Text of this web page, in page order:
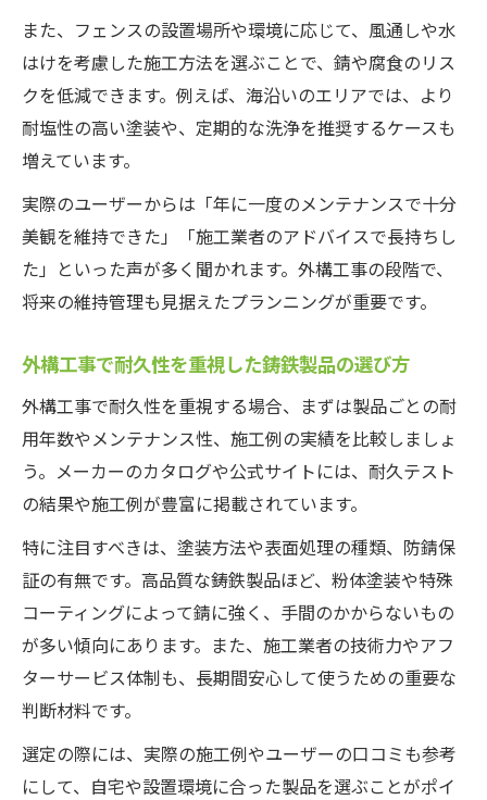
また、フェンスの設置場所や環境に応じて、風通しや水
はけを考慮した施工方法を選ぶことで、錆や腐食のリス
クを低減できます。例えば、海沿いのエリアでは、より
耐塩性の高い塗装や、定期的な洗浄を推奨するケースも
増えています。
実際のユーザーからは「年に一度のメンテナンスで十分
美観を維持できた」「施工業者のアドバイスで長持ちし
た」といった声が多く聞かれます。外構工事の段階で、
将来の維持管理も見据えたプランニングが重要です。
外構工事で耐久性を重視した鋳鉄製品の選び方
外構工事で耐久性を重視する場合、まずは製品ごとの耐
用年数やメンテナンス性、施工例の実績を比較しましょ
う。メーカーのカタログや公式サイトには、耐久テスト
の結果や施工例が豊富に掲載されています。
特に注目すべきは、塗装方法や表面処理の種類、防錆保
証の有無です。高品質な鋳鉄製品ほど、粉体塗装や特殊
コーティングによって錆に強く、手間のかからないもの
が多い傾向にあります。また、施工業者の技術力やアフ
ターサービス体制も、長期間安心して使うための重要な
判断材料です。
選定の際には、実際の施工例やユーザーの口コミも参考
にして、自宅や設置環境に合った製品を選ぶことがポイ